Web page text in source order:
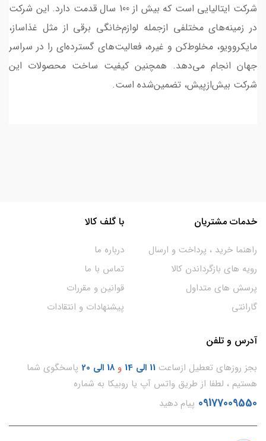
شرکت ایتالیایی است که بیش از 100 سال قدمت دارد. این شرکت
در زمینه‌های مختلفی ازجمله لوازم‌خانگی برقی از مثل غذاساز،
مایکروویو، مخلوط‌کن و غیره، فعالیت‌های گسترده‌ای را در سراسر
جهان انجام می‌دهد. همچنین کیفیت ساخت محصولات این
شرکت بیش‌ازپیش، تضمین‌شده است.
خدمات مشتریان
راهنما خرید ، پرداخت و ارسال
رویه های بازگرداندن کالا
پرسش های متداول
گارانتی
با گلف کالا
درباره ما
تماس با ما
قوانین و مقررات
پیشنهادات و انتقادات
آدرس و تلفن
بجز روزهای تعطیل ازساعت 11 الی 14 و 18 الی 20
پاسخگوی شما
هستیم ، لطفا از طریق واتس آپ یا روبیکا به شماره
09177009550 پیام دهید